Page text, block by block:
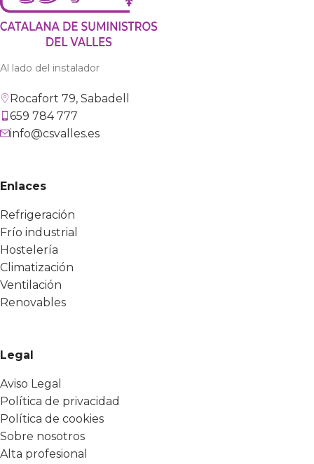
Al lado del instalador
Rocafort 79, Sabadell
659 784 777
info@csvalles.es
Enlaces
Refrigeración
Frío industrial
Hostelería
Climatización
Ventilación
Renovables
Legal
Aviso Legal
Política de privacidad
Política de cookies
Sobre nosotros
Alta profesional